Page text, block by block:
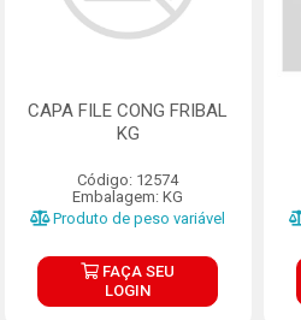
CAPA FILE CONG FRIBAL
KG
Código: 12574
Embalagem: KG
Produto de peso variável
FAÇA SEU
LOGIN